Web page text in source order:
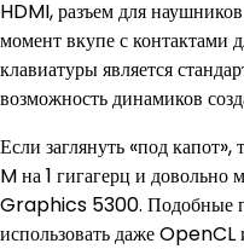
HDMI, разъем для
момент вкупе с контактами
клавиатуры является
возможность динамиков
Если заглянуть «под
M на 1 гигагерц и
Graphics 5300. Подобные
использовать даже